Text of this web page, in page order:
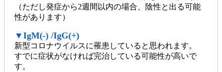
（ただし発症から2週間以内の場合、陰性と出る可能
性があります）
▼IgM(-) /IgG(+)
新型コロナウイルスに罹患していると思われます。
すでに症状がなければ完治している可能性が高いで
す。